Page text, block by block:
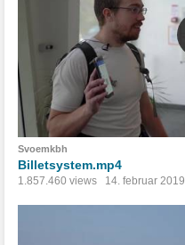
Svoemkbh
Billetsystem.mp4
1.857.460 views 14. februar 2019